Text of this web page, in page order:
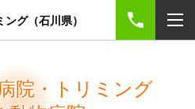
グ（石川県）
院・トリミング